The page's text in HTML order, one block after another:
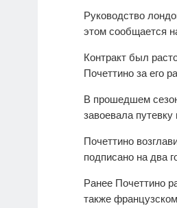
Руководство
этом сообщается
Контракт был
Почеттино за его
В прошедшем
завоевала
Почеттино
подписано на два
Ранее Почеттино
также